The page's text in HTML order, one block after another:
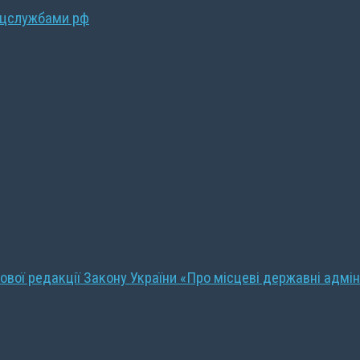
рф
редакції Закону України «Про місцеві державні